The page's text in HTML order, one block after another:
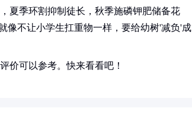
夏季环割抑制徒长，秋季施磷钾肥储备花
像不让小学生扛重物一样，要给幼树'减负'成
价可以参考。快来看看吧！